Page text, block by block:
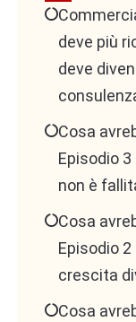
Cosa
1.
solide
Contabilità
deve più
deve
Cosa
Episodio
non è
Cosa
Episodio
crescita
Cosa